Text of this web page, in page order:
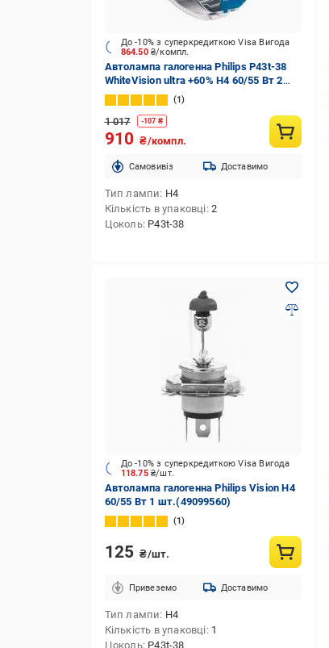
864.50 ₴/компл.
До -10% з суперкредиткою Visa Вигода
Автолампа галогенна Philips P43t-38
WhiteVision ultra +60% H4 60/55 Вт 2
шт.(PS 12342 WVU SM)
1
1 017 -107 ₴
910 ₴/компл.
Cамовивіз Доставимо
Тип лампи H4
Кількість в упаковці 2
Цоколь P43t-38
118.75 ₴/шт.
До -10% з суперкредиткою Visa Вигода
Автолампа галогенна Philips Vision H4
60/55 Вт 1 шт.(49099560)
1
125 ₴/шт.
Привеземо Доставимо
Тип лампи H4
Кількість в упаковці 1
Цоколь P43t-38